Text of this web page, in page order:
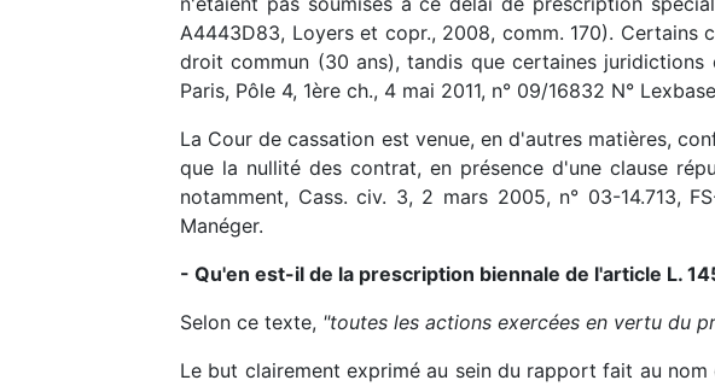
A4443D83, Loyers et copr., 2008, comm. 170).
droit commun (30 ans), tandis que certaines
Paris, Pôle 4, 1ère ch., 4 mai 2011, n° 09/16832 N°
La Cour de cassation est venue, en d'autres matières,
que la nullité des contrat, en présence d'une clause
notamment, Cass. civ. 3, 2 mars 2005, n° 03-14.713,
Manéger.
- Qu'en est-il de la prescription biennale de l'article L.
Selon ce texte, "toutes les actions exercées en vertu du
Le but clairement exprimé au sein du rapport fait au